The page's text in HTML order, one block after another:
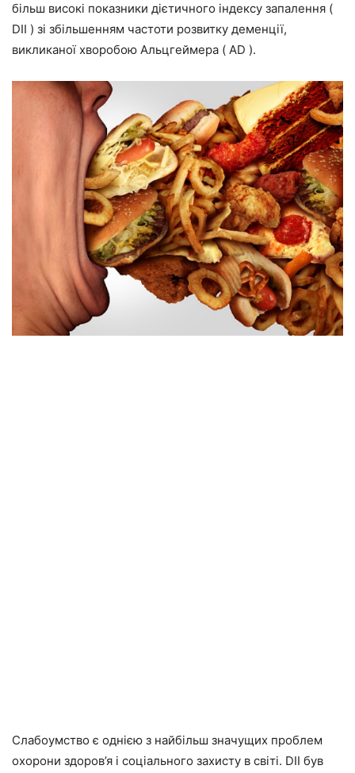
більш високі показники дієтичного індексу запалення (
DII ) зі збільшенням частоти розвитку деменції,
викликаної хворобою Альцгеймера ( AD ).
Слабоумство є однією з найбільш значущих проблем
охорони здоров’я і соціального захисту в світі. DII був